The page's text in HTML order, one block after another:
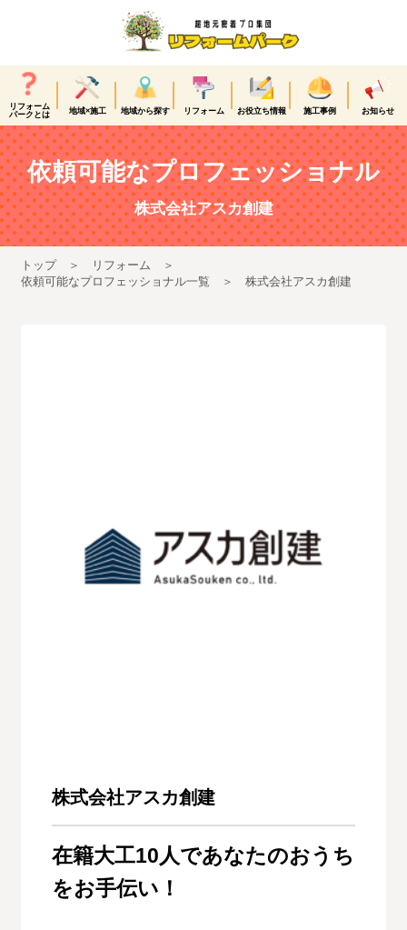
リフォーム
パークとは
地域×施工 地域から探す リフォーム お役立ち情報 施工事例 お知らせ
依頼可能なプロフェッショナル
株式会社アスカ創建
トップ
リフォーム
依頼可能なプロフェッショナル一覧
株式会社アスカ創建
株式会社アスカ創建
在籍大工10人であなたのおうち
をお手伝い！